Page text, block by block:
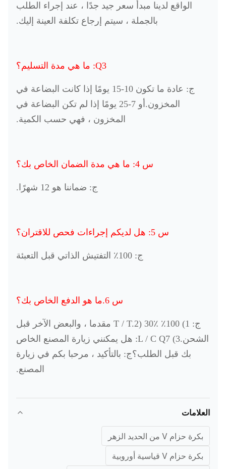
الواقع لدينا مبدأ سعر جيد جدًا ، عند إجراء الطلب
بالجملة ، سيتم إرجاع تكلفة العينة إليك.
Q3: ما هي مدة التسليم؟
ج: عادة ما تكون 10-15 يومًا إذا كانت البضاعة في
المخزون.أو 7-25 يومًا إذا لم تكن البضاعة في
المخزون ، فهي حسب الكمية.
س 4: ما هي مدة الضمان الخاص بك؟
ج: ضماننا هو 12 شهرًا.
س 5: هل لديكم إجراءات فحص للاقتران؟
ج: 100٪ التفتيش الذاتي قبل التعبئة
س 6.ما هو الدفع الخاص بك؟
ج: 1) 100٪ T / T.2) 30٪ مقدما ، والبعض الآخر قبل
الشحن.3) L / C Q7: هل يمكنني زيارة المصنع الخاص
بك قبل الطلب؟ج: بالتأكيد ، مرحبا بكم في زيارة
المصنع.
العلامات
بكرة حزام V من الحديد الزهر
بكرة حزام V قياسية أوروبية